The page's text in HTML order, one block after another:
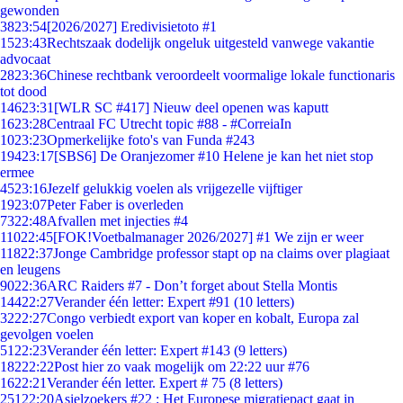
gewonden
3823:54[2026/2027] Eredivisietoto #1
1523:43Rechtszaak dodelijk ongeluk uitgesteld vanwege vakantie
advocaat
2823:36Chinese rechtbank veroordeelt voormalige lokale functionaris
tot dood
14623:31 [WLR SC #417] Nieuw deel openen was kaputt
1623:28Centraal FC Utrecht topic #88 - #CorreiaIn
1023:23Opmerkelijke foto's van Funda #243
19423:17[SBS6] De Oranjezomer #10 Helene je kan het niet stop
ermee
4523:16Jezelf gelukkig voelen als vrijgezelle vijftiger
1923:07Peter Faber is overleden
7322:48Afvallen met injecties #4
11022:45[FOK!Voetbalmanager 2026/2027] #1 We zijn er weer
11822:37Jonge Cambridge professor stapt op na claims over plagiaat
en leugens
9022:36ARC Raiders #7 - Don’t forget about Stella Montis
14422:27Verander één letter: Expert #91 (10 letters)
3222:27Congo verbiedt export van koper en kobalt, Europa zal
gevolgen voelen
51 22:23Verander één letter: Expert #143 (9 letters)
18222:22Post hier zo vaak mogelijk om 22:22 uur #76
1622:21Verander één letter. Expert # 75 (8 letters)
251 22:20Asielzoekers #22 : Het Europese migratiepact gaat in